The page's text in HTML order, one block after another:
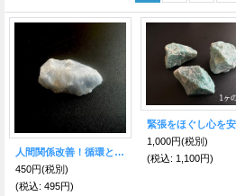
人間関係改善！循環とエネルギー回復の石 ブルーカルサイト（方解石）原石
450円(税別)
(税込: 495円)
1,000円(税別)
(税込: 1,100円)